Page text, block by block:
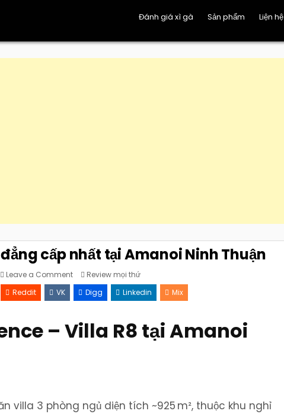
Đánh giá xì gà Sản phẩm Liện hệ
cấp nhất tại Amanoi Ninh Thuận
Leave a Commenton
Pool
Residence
–
đẳng
cấp
nhất
Posted
Review mọi thứ
Reddit VK Digg Linkedin Mix
– Villa R8 tại Amanoi
villa 3 phòng ngủ diện tích ~925 m², thuộc khu nghỉ